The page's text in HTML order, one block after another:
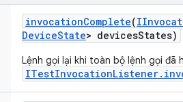
invocationComplete(
DeviceState> devicesStates)
Lệnh gọi lại khi toàn bộ lệnh gọi